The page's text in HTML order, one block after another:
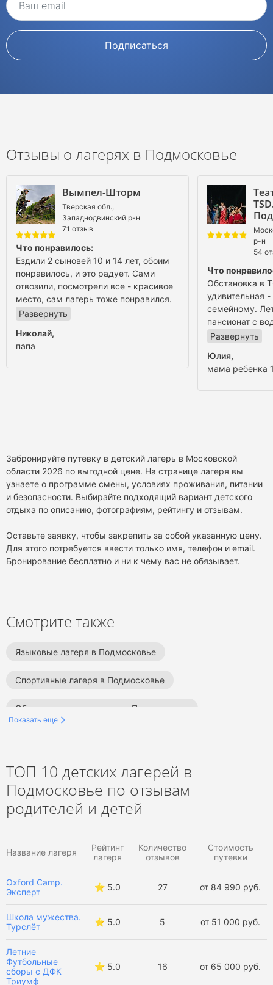
Подписаться
Отзывы о лагерях в Подмосковье
Вымпел-Шторм
Тверская обл.,
Западнодвинский р-н
71 отзыв
Что понравилось:
Ездили 2 сыновей 10 и 14 лет, обоим
понравилось, и это радует. Сами
отвозили, посмотрели все - красивое
место, сам лагерь тоже понравился.
Обратно ехали на автобусе - тоже все
Замечание от меня: младшему
ребенку нужно было помочь
О программе:
Тимофею все понравилось, а то, что
не понравилось - это прям ерунда:
поднимали в 7 утра, дисциплина.
Вспоминает с восторгом.
Развернуть
Николай,
папа
р-н
54
Что
Обстановка в
удивительная
семейному.
пансионат с
а так очень
просыпались -
час
Вожатые
Елизавета
Сами занятия
грамотно
слишком
активностей и
прям
Развернуть
Юлия,
мама ребенка
Забронируйте путевку в детский лагерь в Московской
области 2026 по выгодной цене. На странице лагеря вы
узнаете о программе смены, условиях проживания, питании
и безопасности. Выбирайте подходящий вариант детского
отдыха по описанию, фотографиям, рейтингу и отзывам.
Оставьте заявку, чтобы закрепить за собой указанную цену.
Для этого потребуется ввести только имя, телефон и email.
Бронирование бесплатно и ни к чему вас не обязывает.
Смотрите также
Языковые лагеря в Подмосковье
Спортивные лагеря в Подмосковье
Образовательные лагеря в Подмосковье
Тематические лагеря в Подмосковье
Туристические лагеря в Подмосковье
Семейные лагеря в Подмосковье
Оздоровительные лагеря в Подмосковье
Военно-патриотические лагеря в Подмосковье
Конные лагеря в Подмосковье
Баскетбольные лагеря в Подмосковье
Показать еще
ТОП 10 детских лагерей в
Подмосковье по отзывам
родителей и детей
Название лагеря
Рейтинг
лагеря
Количество
отзывов
Стоимость
путевки
Oxford Camp.
Эксперт
⭐️ 5.0 27 от 84 990 руб.
Школа мужества.
Турслёт
⭐️ 5.0 5 от 51 000 руб.
Летние
Футбольные
сборы с ДФК
Триумф
⭐️ 5.0 16 от 65 000 руб.